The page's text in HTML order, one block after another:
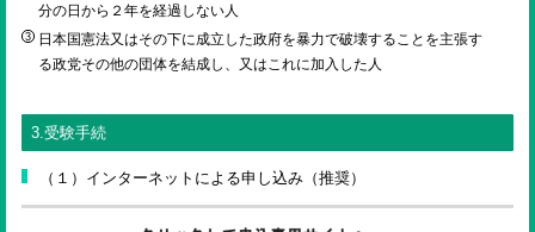
分の日から２年を経過しない人
日本国憲法又はその下に成立した政府を暴力で破壊することを主張す
る政党その他の団体を結成し、又はこれに加入した人
3.受験手続
（１）インターネットによる申し込み（推奨）